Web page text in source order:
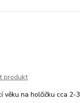
produkt
věku na holčičku cca 2-